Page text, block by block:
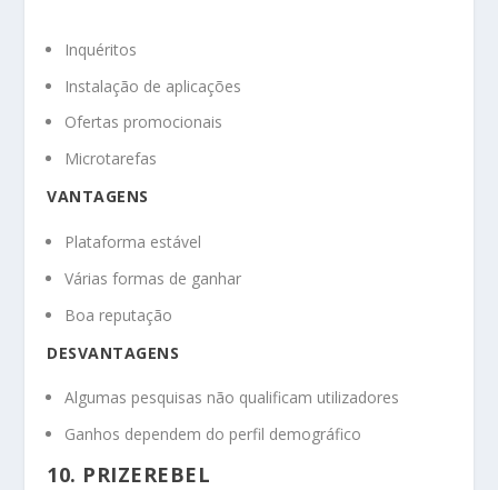
Inquéritos
Instalação de aplicações
Ofertas promocionais
Microtarefas
VANTAGENS
Plataforma estável
Várias formas de ganhar
Boa reputação
DESVANTAGENS
Algumas pesquisas não qualificam utilizadores
Ganhos dependem do perfil demográfico
10. PRIZEREBEL